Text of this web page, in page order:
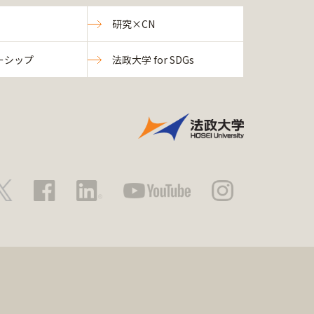
研究×CN
シップ 法政大学 for SDGs